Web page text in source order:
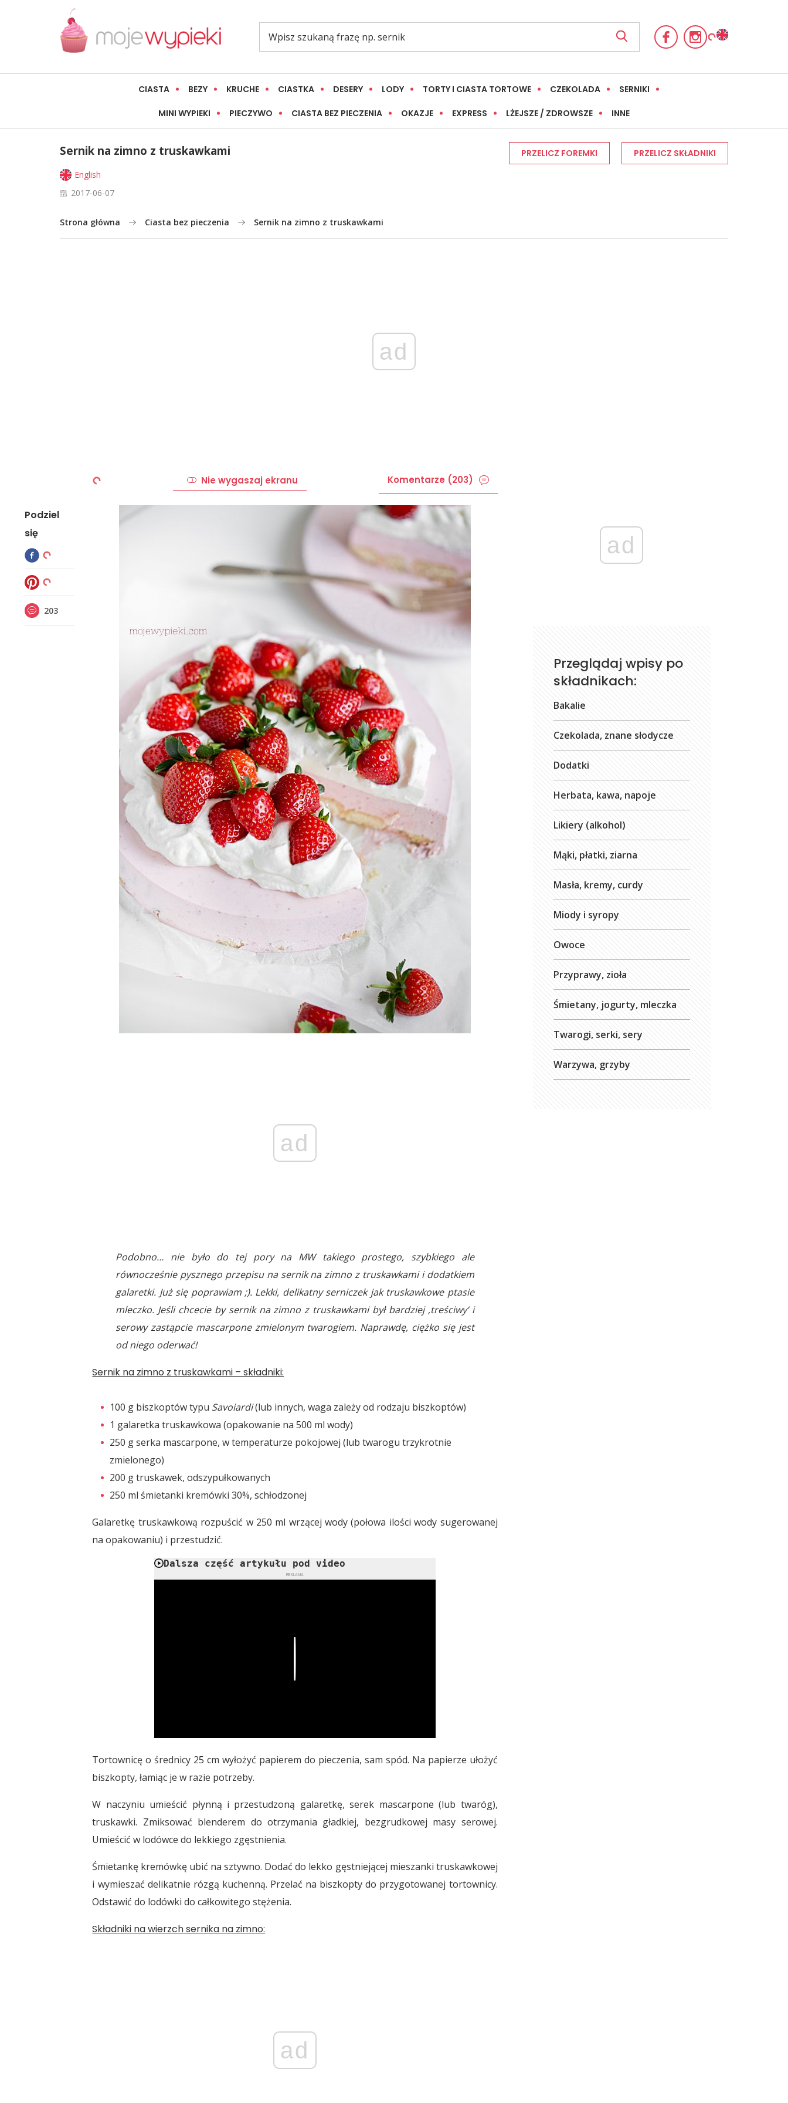
CIASTA BEZY KRUCHE CIASTKA DESERY LODY TORTY I CIASTA TORTOWE CZEKOLADA SERNIKI
MINI WYPIEKI PIECZYWO CIASTA BEZ PIECZENIA OKAZJE EXPRESS LŻEJSZE / ZDROWSZE INNE
Sernik na zimno z truskawkami
English
2017-06-07
PRZELICZ FOREMKI PRZELICZ SKŁADNIKI
Strona główna Ciasta bez pieczenia Sernik na zimno z truskawkami
ad
Podziel
się
203
Nie wygaszaj ekranu Komentarze (203)
ad
Podobno… nie było do tej pory na MW takiego prostego, szybkiego ale
równocześnie pysznego przepisu na sernik na zimno z truskawkami i dodatkiem
galaretki. Już się poprawiam ;). Lekki, delikatny serniczek jak truskawkowe ptasie
mleczko. Jeśli chcecie by sernik na zimno z truskawkami był bardziej ‚treściwy’ i
serowy zastąpcie mascarpone zmielonym twarogiem. Naprawdę, ciężko się jest
od niego oderwać!
Sernik na zimno z truskawkami – składniki:
100 g biszkoptów typu Savoiardi(lub innych, waga zależy od rodzaju biszkoptów)
1 galaretka truskawkowa (opakowanie na 500 ml wody)
250 g serka mascarpone, w temperaturze pokojowej (lub twarogu trzykrotnie
zmielonego)
200 g truskawek, odszypułkowanych
250 ml śmietanki kremówki 30%, schłodzonej
Galaretkę truskawkową rozpuścić w 250 ml wrzącej wody (połowa ilości wody sugerowanej
na opakowaniu) i przestudzić.
Dalsza część artykułu pod video
REKLAMA
Tortownicę o średnicy 25 cm wyłożyć papierem do pieczenia, sam spód. Na papierze ułożyć
biszkopty, łamiąc je w razie potrzeby.
W naczyniu umieścić płynną i przestudzoną galaretkę, serek mascarpone (lub twaróg),
truskawki. Zmiksować blenderem do otrzymania gładkiej, bezgrudkowej masy serowej.
Umieścić w lodówce do lekkiego zgęstnienia.
Śmietankę kremówkę ubić na sztywno. Dodać do lekko gęstniejącej mieszanki truskawkowej
i wymieszać delikatnie rózgą kuchenną. Przelać na biszkopty do przygotowanej tortownicy.
Odstawić do lodówki do całkowitego stężenia.
Składniki na wierzch sernika na zimno:
ad
ad
Przeglądaj wpisy po
składnikach:
Bakalie
Czekolada, znane słodycze
Dodatki
Herbata, kawa, napoje
Likiery (alkohol)
Mąki, płatki, ziarna
Masła, kremy, curdy
Miody i syropy
Owoce
Przyprawy, zioła
Śmietany, jogurty, mleczka
Twarogi, serki, sery
Warzywa, grzyby